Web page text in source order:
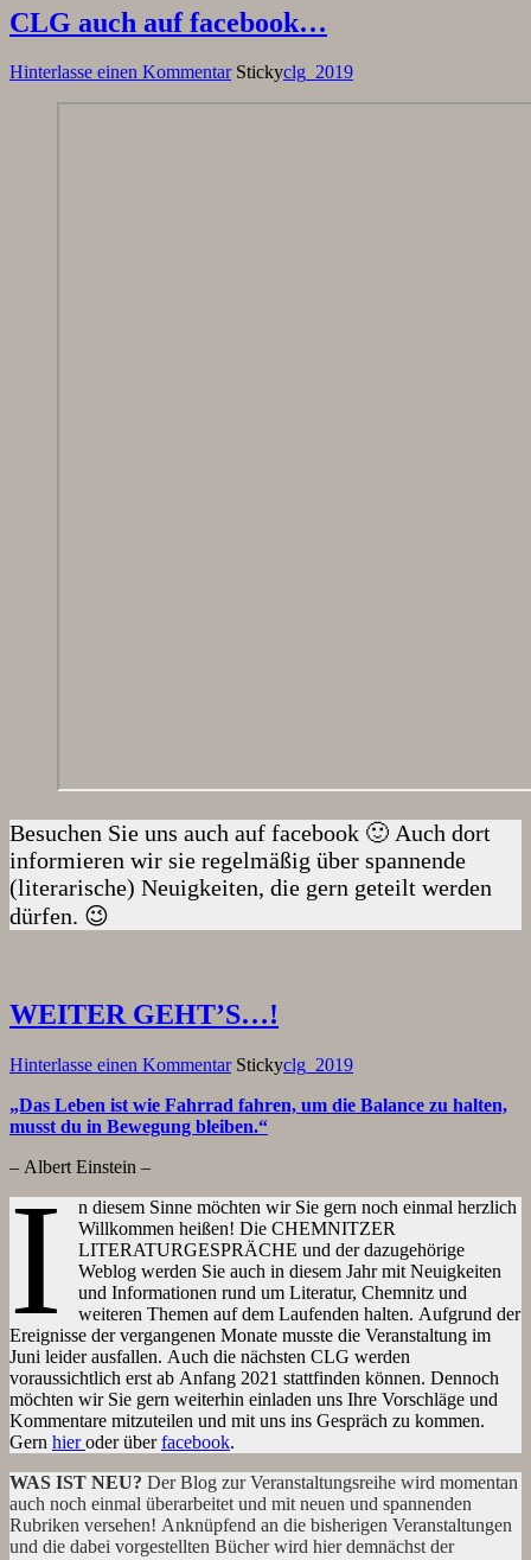
CLG auch auf facebook…
Hinterlasse einen Kommentar Stickyclg_2019
Besuchen Sie uns auch auf facebook 🙂 Auch dort
informieren wir sie regelmäßig über spannende
(literarische) Neuigkeiten, die gern geteilt werden
dürfen. 😉
WEITER GEHT’S…!
Hinterlasse einen Kommentar Stickyclg_2019
„Das Leben ist wie Fahrrad fahren, um die Balance zu halten,
musst du in Bewegung bleiben.“
– Albert Einstein –
I
n diesem Sinne möchten wir Sie gern noch einmal herzlich
Willkommen heißen! Die CHEMNITZER
LITERATURGESPRÄCHE und der dazugehörige
Weblog werden Sie auch in diesem Jahr mit Neuigkeiten
und Informationen rund um Literatur, Chemnitz und
weiteren Themen auf dem Laufenden halten. Aufgrund der
Ereignisse der vergangenen Monate musste die Veranstaltung im
Juni leider ausfallen. Auch die nächsten CLG werden
voraussichtlich erst ab Anfang 2021 stattfinden können. Dennoch
möchten wir Sie gern weiterhin einladen uns Ihre Vorschläge und
Kommentare mitzuteilen und mit uns ins Gespräch zu kommen.
Gern hieroder überfacebook.
WAS IST NEU? Der Blog zur Veranstaltungsreihe wird momentan
auch noch einmal überarbeitet und mit neuen und spannenden
Rubriken versehen! Anknüpfend an die bisherigen Veranstaltungen
und die dabei vorgestellten Bücher wird hier demnächst der